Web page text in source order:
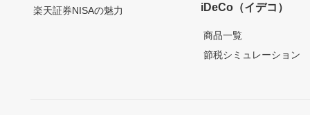
楽天証券NISAの魅力
iDeCo（イデコ）
商品一覧
節税シミュレーション